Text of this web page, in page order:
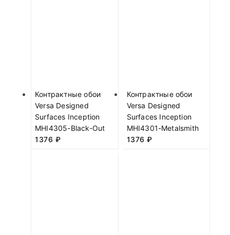
Контрактные обои
Versa Designed
Surfaces Inception
MHI4305-Black-Out
1376 ₽
Контрактные обои
Versa Designed
Surfaces Inception
MHI4301-Metalsmith
1376 ₽